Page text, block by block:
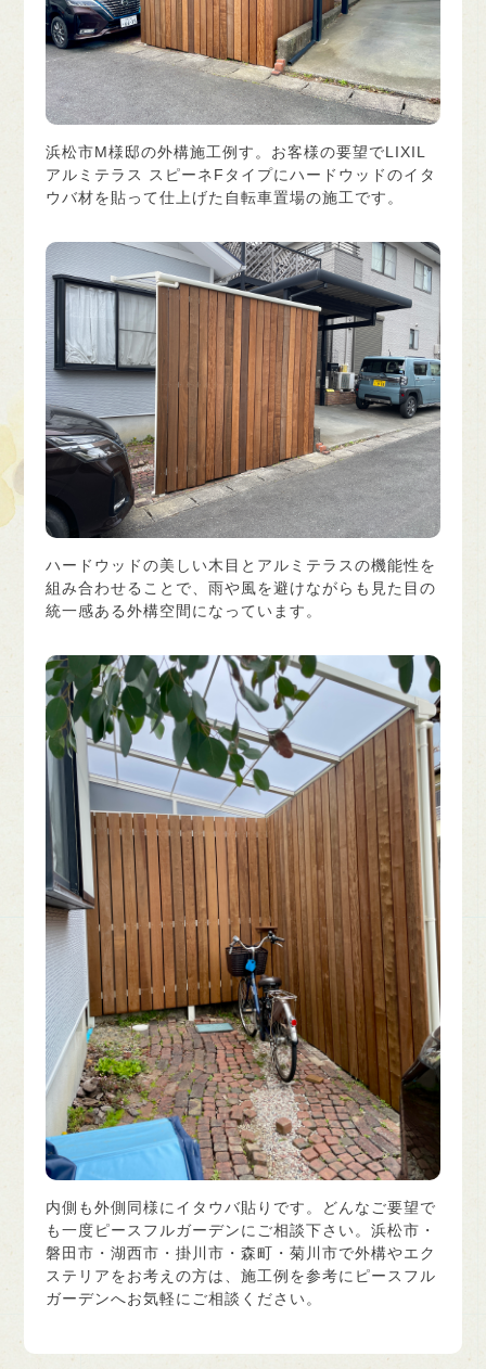
浜松市M様邸の外構施工例す。お客様の要望でLIXIL
アルミテラス スピーネFタイプにハードウッドのイタ
ウバ材を貼って仕上げた自転車置場の施工です。
ハードウッドの美しい木目とアルミテラスの機能性を
組み合わせることで、雨や風を避けながらも見た目の
統一感ある外構空間になっています。
内側も外側同様にイタウバ貼りです。どんなご要望で
も一度ピースフルガーデンにご相談下さい。浜松市・
磐田市・湖西市・掛川市・森町・菊川市で外構やエク
ステリアをお考えの方は、施工例を参考にピースフル
ガーデンへお気軽にご相談ください。